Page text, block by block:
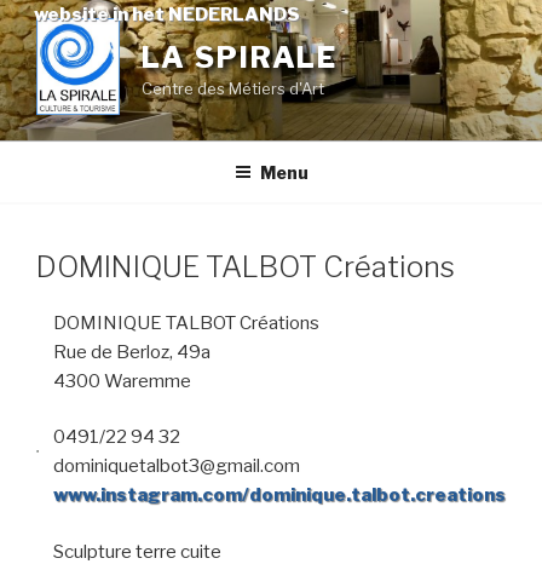
website in het NEDERLANDS
Skip
to
content
LA SPIRALE
Centre des Métiers d'Art
Menu
DOMINIQUE TALBOT Créations
DOMINIQUE TALBOT Créations
Rue de Berloz, 49a
4300 Waremme
0491/22 94 32
dominiquetalbot3@gmail.com
www.instagram.com/dominique.talbot.creations
Sculpture terre cuite